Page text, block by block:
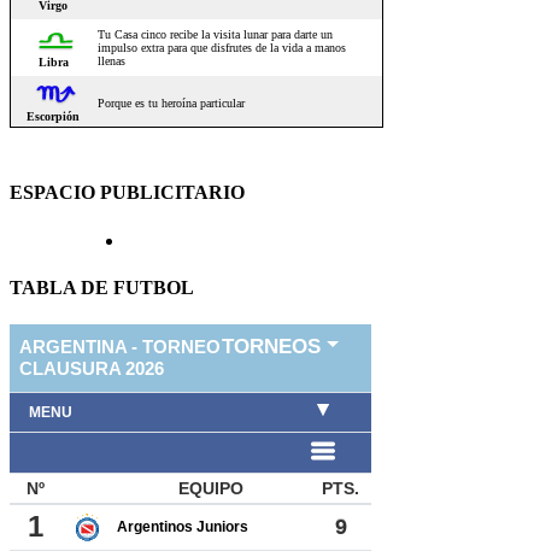
ESPACIO PUBLICITARIO
TABLA DE FUTBOL